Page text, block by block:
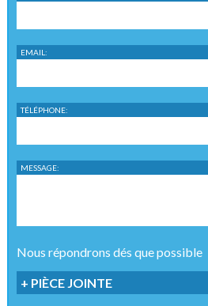
EMAIL:
TÉLÉPHONE:
MESSAGE:
Nous répondrons dés que possible
+ PIÈCE JOINTE